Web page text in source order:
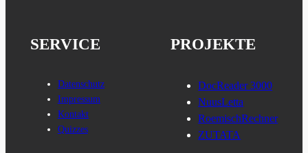
SERVICE
Datenschutz
Impressum
Kontakt
Quizzes
PROJEKTE
DocReader 3000
NuusLetta
RoemischRechner
ZUTATA